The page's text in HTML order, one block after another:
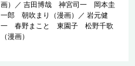
画）
／吉田博哉 神宮司一 岡本圭
一郎 朝吹まり（漫画）
／岩元健
一 春野まこと 東園子 松野千歌
（漫画）